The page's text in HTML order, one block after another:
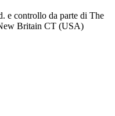
e controllo da parte di The
Britain CT (USA)